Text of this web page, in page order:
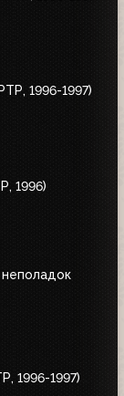
1996-1997)
1996)
неполадок
1996-1997)